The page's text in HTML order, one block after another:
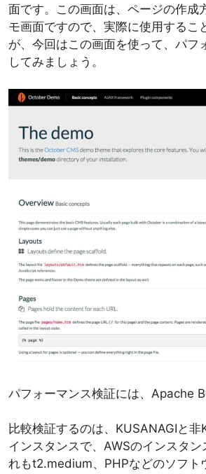
面です。この画面は、ページの作成
モ画面ですので、実際に使用するこ
が、今回はこの画面を使って、パフ
してみましょう。
パフォーマンス検証には、Apache
比較検証するのは、KUSANAGIと非
インスタンスで、AWSのインスタ
れもt2.medium、PHPなどのソフト